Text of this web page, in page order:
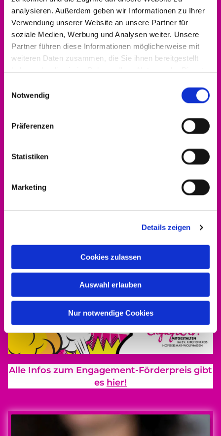
analysieren. Außerdem geben wir Informationen zu Ihrer
Verwendung unserer Website an unsere Partner für
soziale Medien, Werbung und Analysen weiter. Unsere
Partner führen diese Informationen möglicherweise mit
weiteren Daten zusammen, die Sie ihnen bereitgestellt
Notwendig
Präferenzen
Statistiken
Marketing
Details zeigen
Cookies zulassen
Auswahl erlauben
Nur notwendige Cookies
Kontakt aufnehmen
0561 937821-440
dekanat.hofgeismar-wolfhagen@ekkw.de
Alle Infos zum Engagement-Förderpreis gibt
es hier!